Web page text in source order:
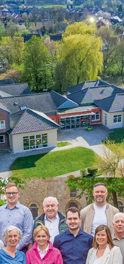
Informationen: